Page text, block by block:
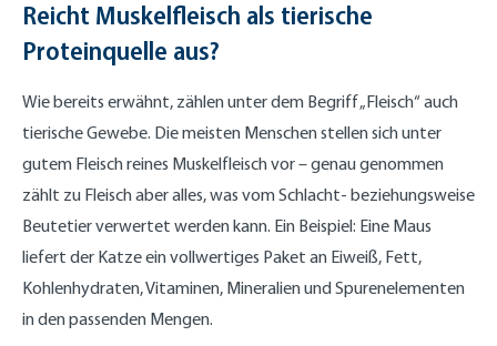
Reicht Muskelfleisch als tierische
Proteinquelle aus?
Wie bereits erwähnt, zählen unter dem Begriff „Fleisch“ auch
tierische Gewebe. Die meisten Menschen stellen sich unter
gutem Fleisch reines Muskelfleisch vor – genau genommen
zählt zu Fleisch aber alles, was vom Schlacht- beziehungsweise
Beutetier verwertet werden kann. Ein Beispiel: Eine Maus
liefert der Katze ein vollwertiges Paket an Eiweiß, Fett,
Kohlenhydraten, Vitaminen, Mineralien und Spurenelementen
in den passenden Mengen.